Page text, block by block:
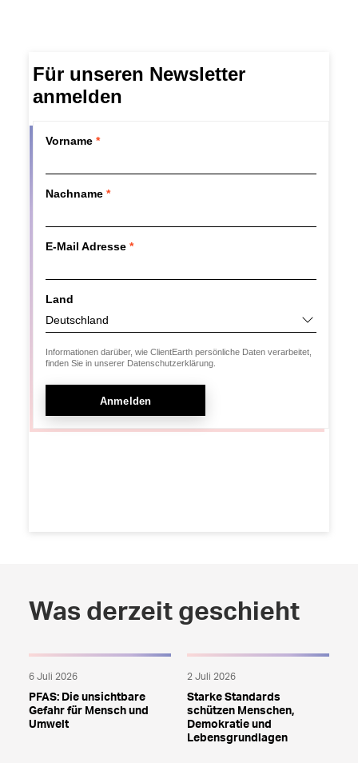
Was derzeit geschieht
6 Juli 2026
PFAS: Die unsichtbare
Gefahr für Mensch und
Umwelt
2 Juli 2026
Starke Standards
schützen Menschen,
Demokratie und
Lebensgrundlagen